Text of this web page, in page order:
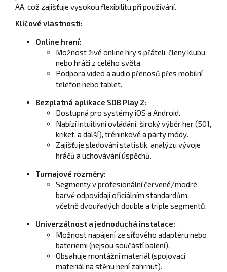
AA, což zajišťuje vysokou flexibilitu při používání.
Klíčové vlastnosti:
Online hraní:
Možnost živé online hry s přáteli, členy klubu
nebo hráči z celého světa.
Podpora video a audio přenosů přes mobilní
telefon nebo tablet.
Bezplatná aplikace SDB Play 2:
Dostupná pro systémy iOS a Android.
Nabízí intuitivní ovládání, široký výběr her (501,
kriket, a další), tréninkové a párty módy.
Zajišťuje sledování statistik, analýzu vývoje
hráčů a uchovávání úspěchů.
Turnajové rozměry:
Segmenty v profesionální červené/modré
barvě odpovídají oficiálním standardům,
včetně dvouřadých double a triple segmentů.
Univerzálnost a jednoduchá instalace:
Možnost napájení ze síťového adaptéru nebo
bateriemi (nejsou součástí balení).
Obsahuje montážní materiál (spojovací
materiál na stěnu není zahrnut).